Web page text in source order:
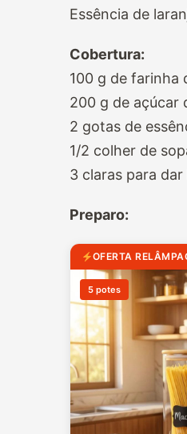
Essência de
Cobertura:
100 g de farinha
200 g de açúcar
2 gotas de
1/2 colher de
3 claras para dar
Preparo:
OFERTA
5 potes